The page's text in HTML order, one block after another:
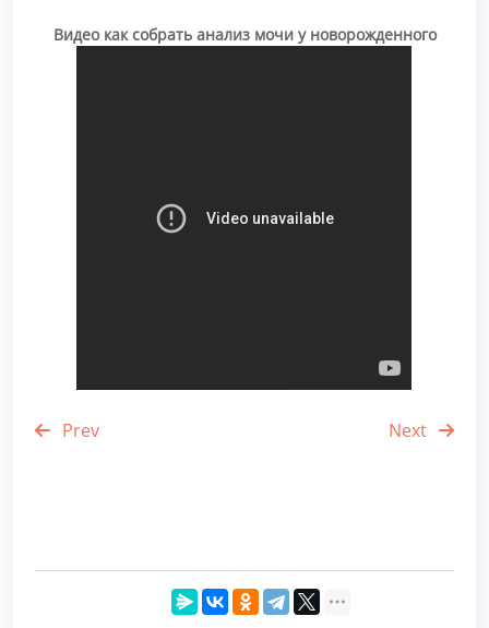
Видео как собрать анализ мочи у новорожденного
Prev Next